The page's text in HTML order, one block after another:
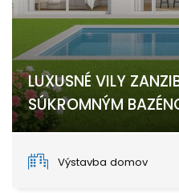
LUXUSNÉ VILY
SÚKROMNÝM
Výstavba domov